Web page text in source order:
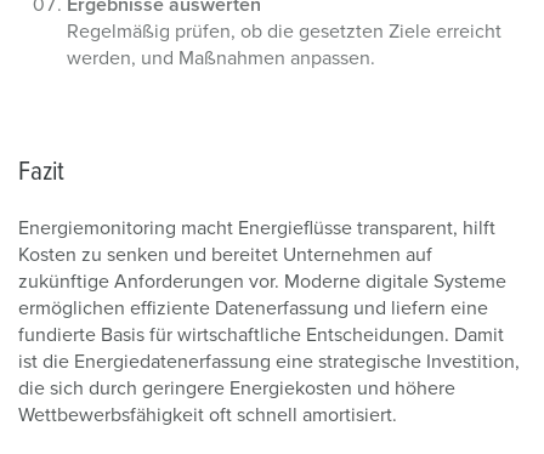
Ergebnisse auswerten
Regelmäßig prüfen, ob die gesetzten Ziele erreicht
werden, und Maßnahmen anpassen.
Fazit
Energiemonitoring macht Energieflüsse transparent, hilft
Kosten zu senken und bereitet Unternehmen auf
zukünftige Anforderungen vor. Moderne digitale Systeme
ermöglichen effiziente Datenerfassung und liefern eine
fundierte Basis für wirtschaftliche Entscheidungen. Damit
ist die Energiedatenerfassung eine strategische Investition,
die sich durch geringere Energiekosten und höhere
Wettbewerbsfähigkeit oft schnell amortisiert.